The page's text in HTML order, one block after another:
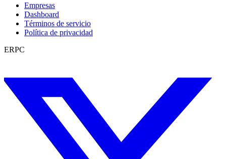
Empresas
Dashboard
Términos de servicio
Política de privacidad
ERPC